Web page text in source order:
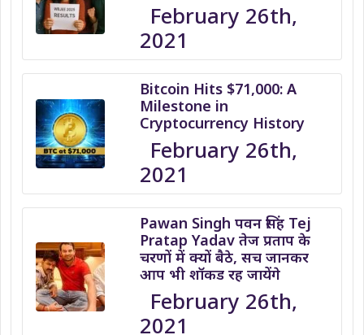
February 26th,
2021
Bitcoin Hits $71,000: A
Milestone in
Cryptocurrency History
February 26th,
2021
Pawan Singh पवन सिंह Tej
Pratap Yadav तेज प्रताप के
चरणों में क्यों बैठे, सच जानकर
आप भी शॉकड रह जायेंगे
February 26th,
2021